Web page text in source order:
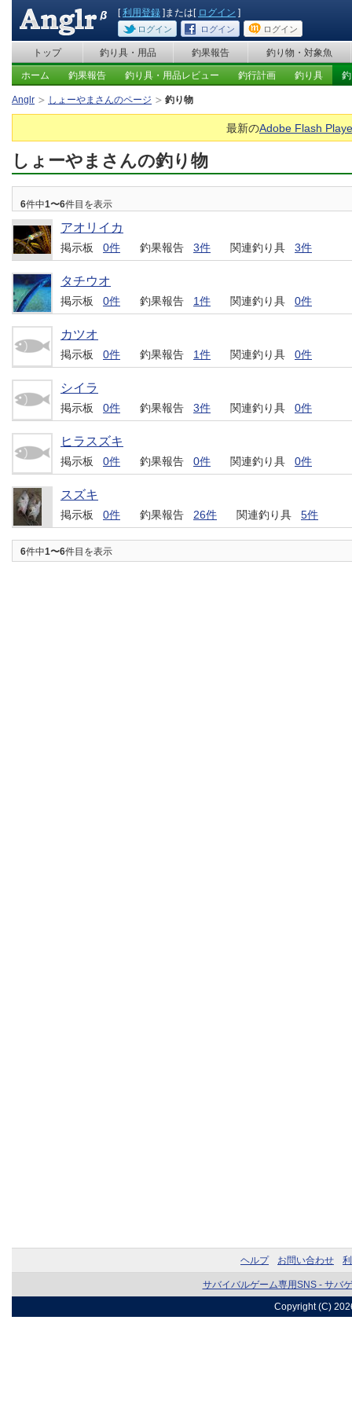
[利用登録 ]または[ ログイン ]
ログイン ログイン ログイン
トップ 釣り具・用品 釣果報告 釣り物・対象魚
ホーム 釣果報告 釣り具・用品レビュー 釣行計画 釣り具
Anglr しょーやまさんのページ 釣り物
最新のAdobe Flash
しょーやまさんの釣り物
6件中1〜6件目を表示
アオリイカ
掲示板 0件 釣果報告 3件 関連釣り具 3件
タチウオ
掲示板 0件 釣果報告 1件 関連釣り具 0件
カツオ
掲示板 0件 釣果報告 1件 関連釣り具 0件
シイラ
掲示板 0件 釣果報告 3件 関連釣り具 0件
ヒラスズキ
掲示板 0件 釣果報告 0件 関連釣り具 0件
スズキ
掲示板 0件 釣果報告 26件 関連釣り具 5件
6件中1〜6件目を表示
ヘルプ お問い合わせ
サバイバルゲーム専用SNS - サバ
Copyright (C)